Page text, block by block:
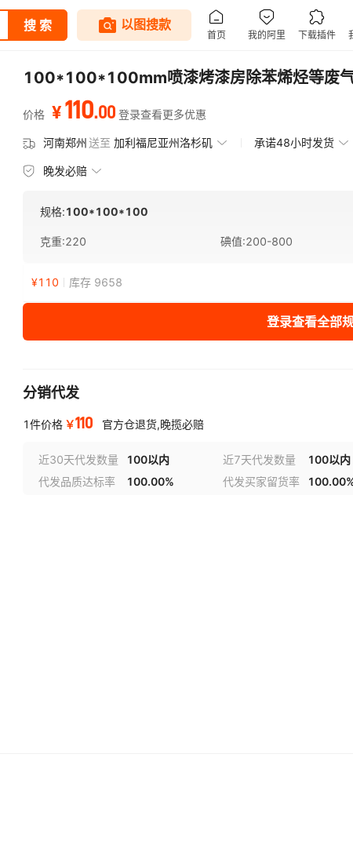
100*100*100mm喷漆烤漆房除苯烯烃等废
价格 ¥110.00 登录查看更多优惠
河南郑州送至 加利福尼亚州洛杉矶 承诺48小时发货
晚发必赔
规格:100*100*100
克重:220 碘值:200-800
¥110 库存 9658
登录查看全部
分销代发
1件价格 ￥110 官方仓退货,晚揽必赔
近30天代发数量 100以内 近7天代发数量 100以内
代发品质达标率
100.00% 代发买家留货率